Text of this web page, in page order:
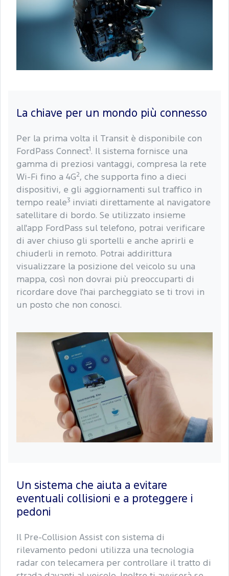
La chiave per un mondo più connesso
Per la prima volta il Transit è disponibile con
FordPass Connect1 . Il sistema fornisce una
gamma di preziosi vantaggi, compresa la rete
Wi-Fi fino a 4G2, che supporta fino a dieci
dispositivi, e gli aggiornamenti sul traffico in
tempo reale 3 inviati direttamente al navigatore
satellitare di bordo. Se utilizzato insieme
all'app FordPass sul telefono, potrai verificare
di aver chiuso gli sportelli e anche aprirli e
chiuderli in remoto. Potrai addirittura
visualizzare la posizione del veicolo su una
mappa, così non dovrai più preoccuparti di
ricordare dove l'hai parcheggiato se ti trovi in
un posto che non conosci.
Un sistema che aiuta a evitare
eventuali collisioni e a proteggere i
pedoni
Il Pre-Collision Assist con sistema di
rilevamento pedoni utilizza una tecnologia
radar con telecamera per controllare il tratto di